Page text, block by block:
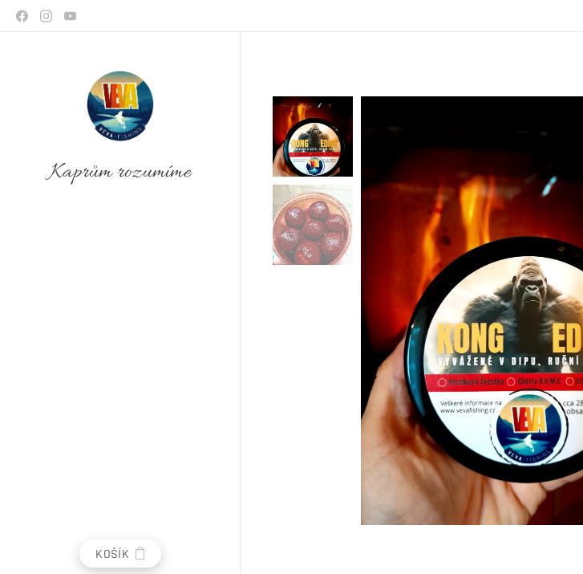
Kaprům rozumíme
KOŠÍK